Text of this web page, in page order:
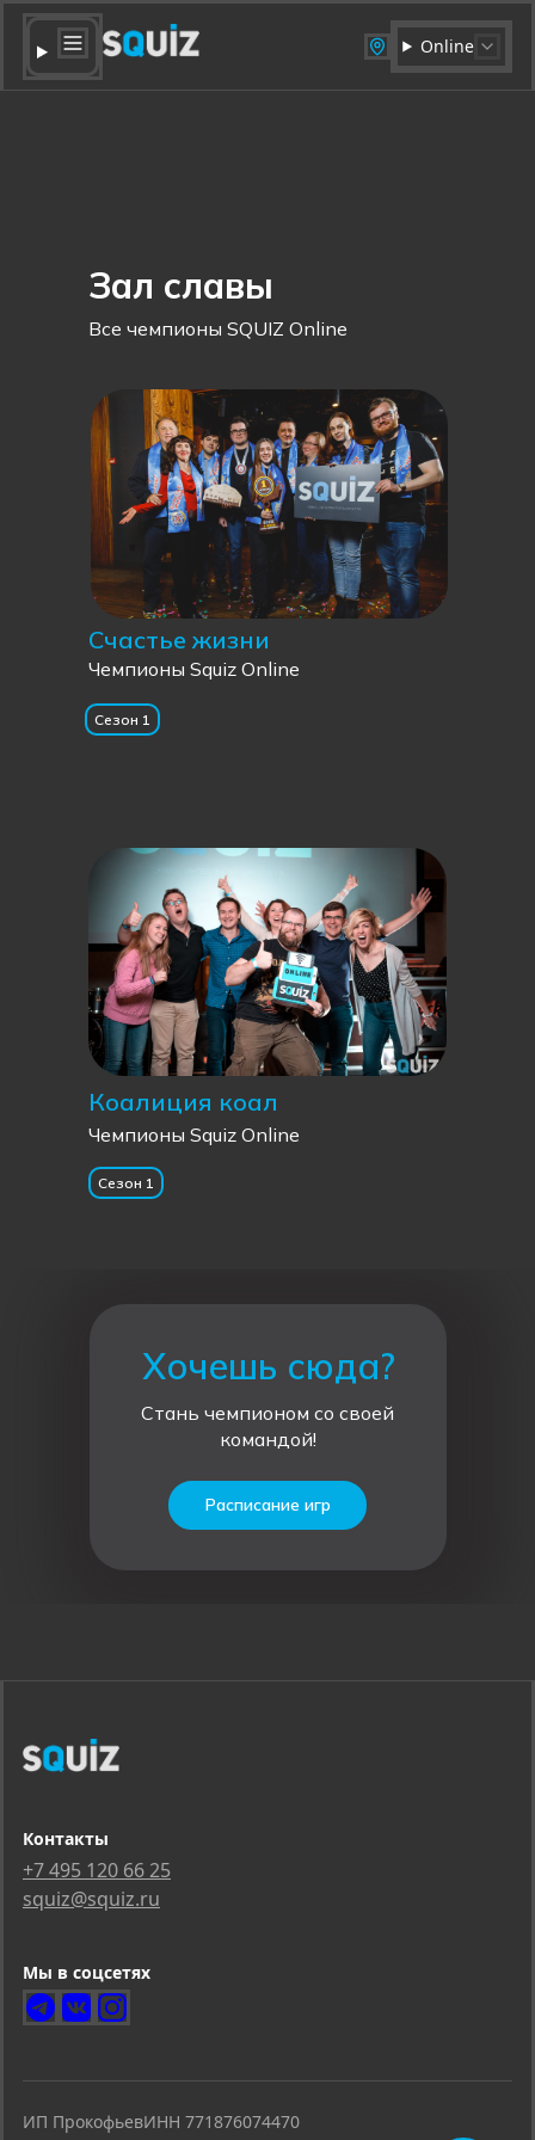
Online
Зал славы
Все чемпионы SQUIZ Online
Счастье жизни
Чемпионы Squiz Online
Сезон 1
Коалиция коал
Чемпионы Squiz Online
Сезон 1
Хочешь сюда?
Стань чемпионом со своей
командой!
Расписание игр
Контакты
+7 495 120 66 25
squiz@squiz.ru
Мы в соцсетях
ИП ПрокофьевИНН 771876074470